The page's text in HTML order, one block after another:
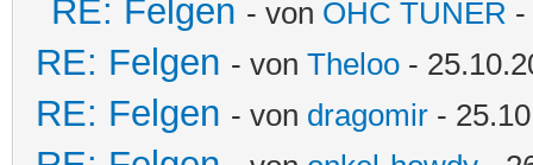
RE: Felgen - von OHC TUNER -
RE: Felgen - von Theloo -
RE: Felgen - von dragomir -